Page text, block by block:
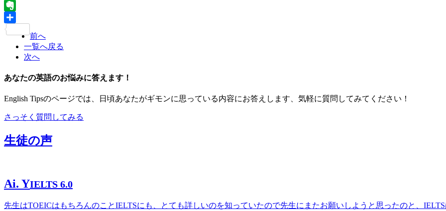
Tumblr
Evernote
有
前へ
一覧へ戻る
次へ
あなたの英語のお悩みに答えます！
English Tipsのページでは、日頃あなたがギモンに思っている内容にお答えします、気軽に質問してみてください！
さっそく質問してみる
生徒の声
Ai. YIELTS 6.0
先生はTOEICはもちろんのことIELTSにも、とても詳しいのを知っていたので先生にまたお願いしようと思ったのと、